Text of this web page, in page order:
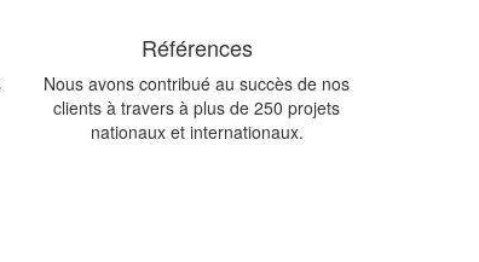
Références
Nous avons contribué au succès de nos
clients à travers à plus de 250 projets
nationaux et internationaux.